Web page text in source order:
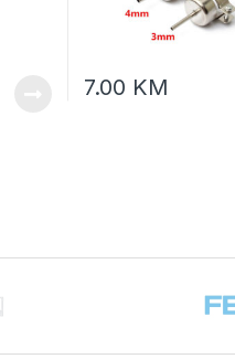
7.00 KM